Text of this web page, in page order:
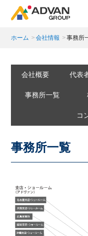
商品ページにある「
商品がここに表示さ
ホーム >会社情報 >事務所
会社概要 代表
事務所一覧
コ
事務所一覧